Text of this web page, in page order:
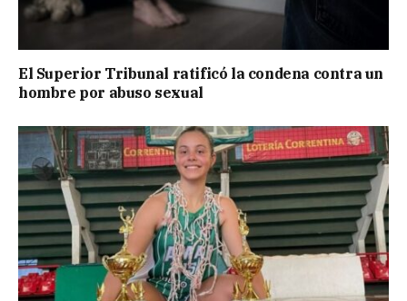
El Superior Tribunal ratificó la condena contra un
hombre por abuso sexual